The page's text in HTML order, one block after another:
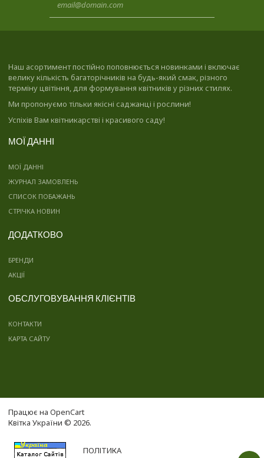
Наш асортимент постійно поповнюється новинками і включає
велику кількість багаторічників на будь-який смак, різного
терміну цвітіння, для формування квітників у різних стилях.
Ми пропонуємо тільки якісні саджанці і рослини!
Успіхів Вам квітникарстві і красивого саду!
МОЇ ДАННІ
МОЇ ДАННІ
ЖУРНАЛ ЗАМОВЛЕНЬ
СПИСОК ПОБАЖАНЬ
СТРІЧКА НОВИН
ДОДАТКОВО
БРЕНДИ
АКЦІЇ
ОБСЛУГОВУВАННЯ КЛІЄНТІВ
КОНТАКТИ
КАРТА САЙТУ
Працює на OpenCart
Квітка України © 2026.
ПОЛІТИКА